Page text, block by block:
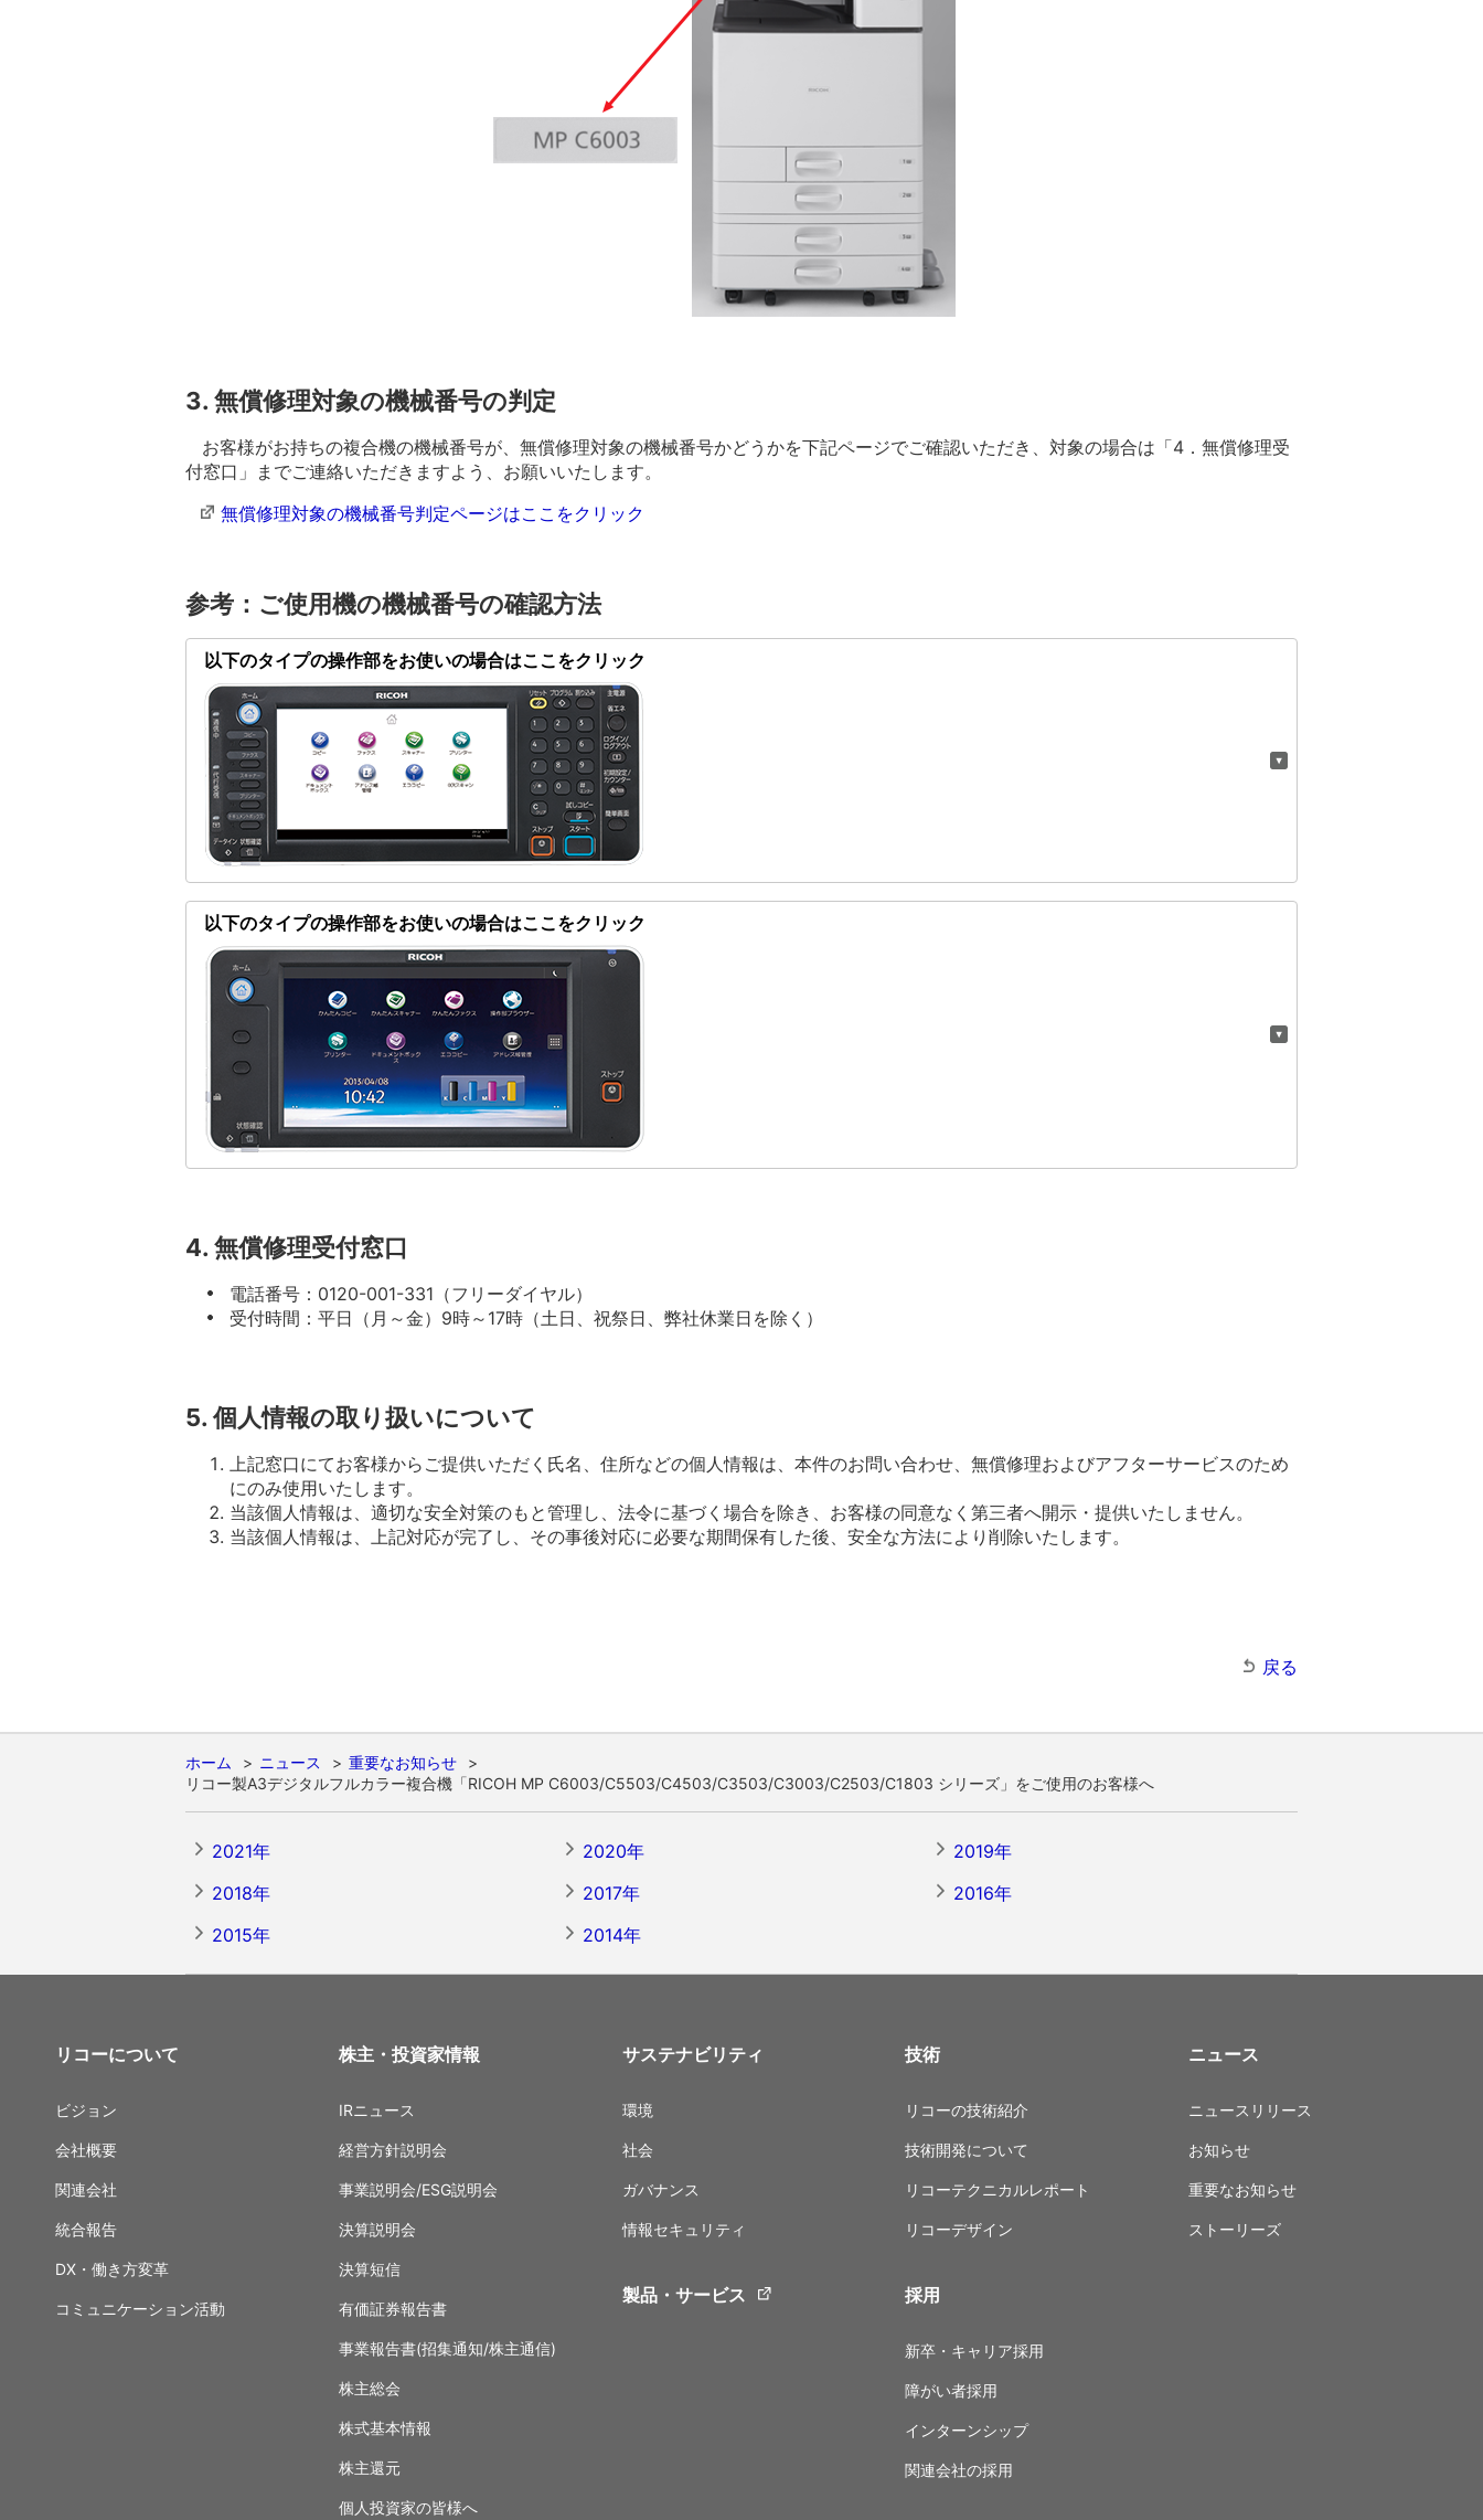
3. 無償修理対象の機械番号の判定
お客様がお持ちの複合機の機械番号が、無償修理対象の機械番号かどうかを下記ページでご確認いただき、対象の場合は「4．無償修理受
付窓口」までご連絡いただきますよう、お願いいたします。
無償修理対象の機械番号判定ページはここをクリック
参考：ご使用機の機械番号の確認方法
以下のタイプの操作部をお使いの場合はここをクリック
以下のタイプの操作部をお使いの場合はここをクリック
4. 無償修理受付窓口
電話番号：0120-001-331（フリーダイヤル）
受付時間：平日（月～金）9時～17時（土日、祝祭日、弊社休業日を除く）
5. 個人情報の取り扱いについて
上記窓口にてお客様からご提供いただく氏名、住所などの個人情報は、本件のお問い合わせ、無償修理およびアフターサービスのため
にのみ使用いたします。
当該個人情報は、適切な安全対策のもと管理し、法令に基づく場合を除き、お客様の同意なく第三者へ開示・提供いたしません。
当該個人情報は、上記対応が完了し、その事後対応に必要な期間保有した後、安全な方法により削除いたします。
戻る
ホーム ニュース
重要なお知らせ
リコー製A3デジタルフルカラー複合機「RICOH MP C6003/C5503/C4503/C3503/C3003/C2503/C1803 シリーズ」をご使用のお客様へ
2021年 2020年
2019年
2018年
2017年
2016年
2015年
2014年
リコーについて
ビジョン
会社概要
関連会社
統合報告
DX・働き方変革
コミュニケーション活動
株主・投資家情報
IRニュース
経営方針説明会
事業説明会/ESG説明会
決算説明会
決算短信
有価証券報告書
事業報告書(招集通知/株主通信)
株主総会
株式基本情報
株主還元
個人投資家の皆様へ
サステナビリティ
環境
社会
ガバナンス
情報セキュリティ
製品・サービス
技術
リコーの技術紹介
技術開発について
リコーテクニカルレポート
リコーデザイン
採用
新卒・キャリア採用
障がい者採用
インターンシップ
関連会社の採用
ニュース
ニュースリリース
お知らせ
重要なお知らせ
ストーリーズ